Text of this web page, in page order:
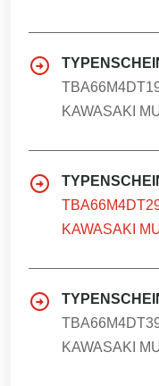
KAWASAKI
KAWASAKI
KAWASAKI